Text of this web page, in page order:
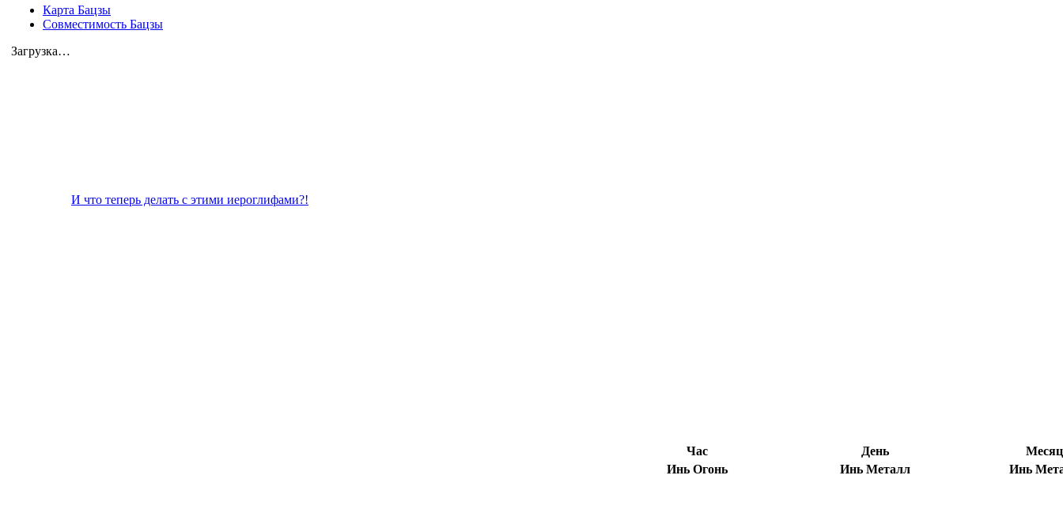
Карта Бацзы
Совместимость Бацзы
Загрузка…
И что теперь делать с этими иероглифами?!
Час День
Месяц
Инь Огонь
Инь Металл Инь